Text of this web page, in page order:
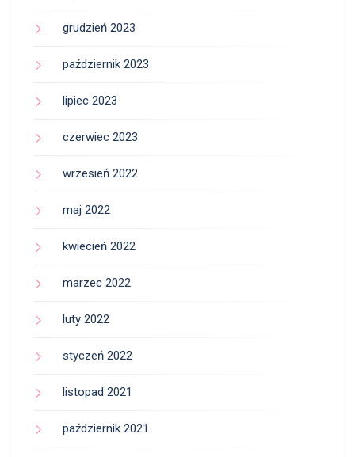
grudzień 2023
październik 2023
lipiec 2023
czerwiec 2023
wrzesień 2022
maj 2022
kwiecień 2022
marzec 2022
luty 2022
styczeń 2022
listopad 2021
październik 2021